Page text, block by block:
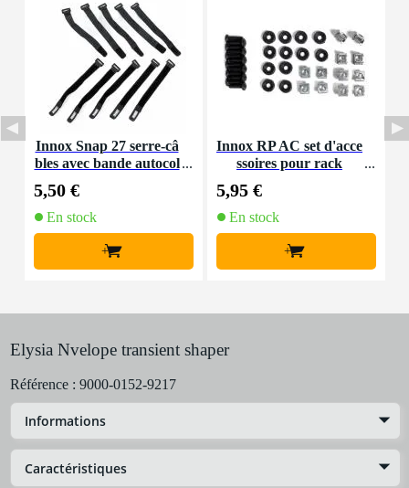
Innox Snap 27 serre-câ
bles avec bande autocol
5,50 €
En stock
+
Innox RP AC set d'acce
ssoires pour rack
5,95 €
En stock
+
Elysia Nvelope transient shaper
Référence : 9000-0152-9217
Informations
Caractéristiques